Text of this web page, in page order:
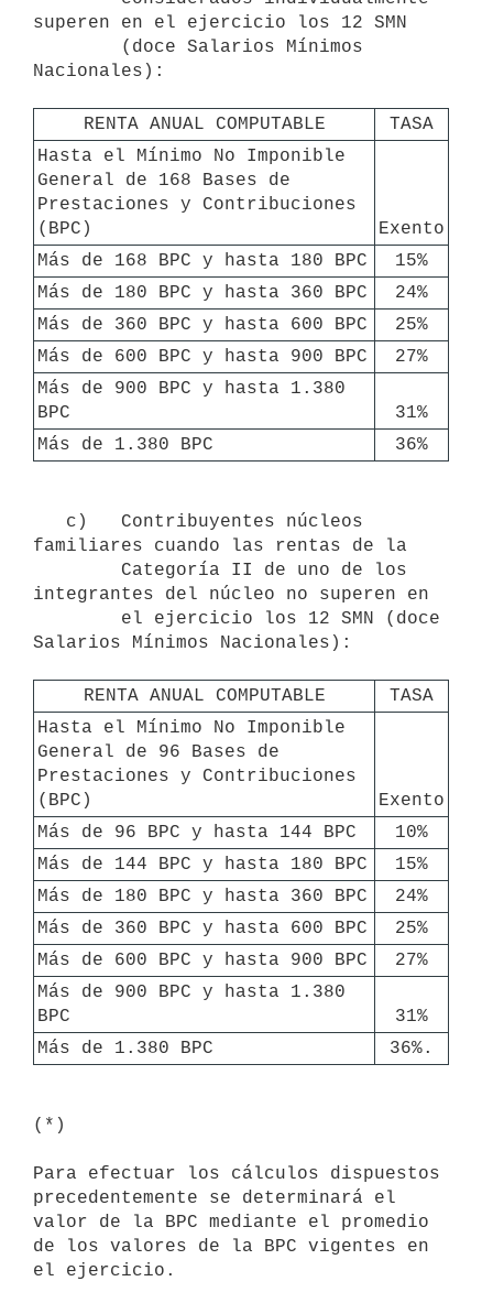
superen en el ejercicio los 12 SMN
Nacionales):
RENTA ANUAL COMPUTABLE
TASA
Hasta el Mínimo No Imponible
General de 168 Bases de
Prestaciones y Contribuciones
(BPC)
Exento
Más de 168 BPC y hasta 180 BPC
15%
Más de 180 BPC y hasta 360 BPC
24%
Más de 360 BPC y hasta 600 BPC
25%
Más de 600 BPC y hasta 900 BPC
27%
Más de 900 BPC y hasta 1.380
BPC
31%
Más de 1.380 BPC
36%
familiares cuando las rentas de la
integrantes del núcleo no superen en
Salarios Mínimos Nacionales):
RENTA ANUAL COMPUTABLE
TASA
Hasta el Mínimo No Imponible
General de 96 Bases de
Prestaciones y Contribuciones
(BPC)
Exento
Más de 96 BPC y hasta 144 BPC
10%
Más de 144 BPC y hasta 180 BPC
15%
Más de 180 BPC y hasta 360 BPC
24%
Más de 360 BPC y hasta 600 BPC
25%
Más de 600 BPC y hasta 900 BPC
27%
Más de 900 BPC y hasta 1.380
BPC
31%
Más de 1.380 BPC
36%.
(*)
Para efectuar los cálculos dispuestos
precedentemente se determinará el
valor de la BPC mediante el promedio
de los valores de la BPC vigentes en
el ejercicio.